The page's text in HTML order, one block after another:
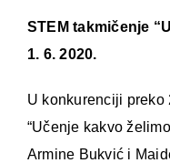
STEM takmičenje
1. 6. 2020.
U konkurenciji preko
“Učenje kakvo
Armine Bukvić i